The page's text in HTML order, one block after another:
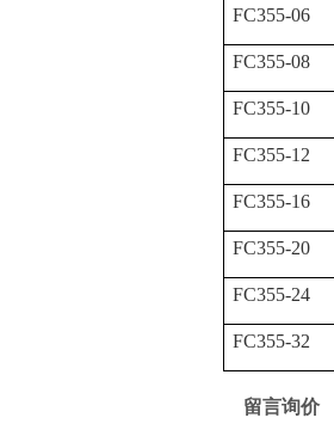
FC355-06
FC355-08
FC355-10
FC355-12
FC355-16
FC355-20
FC355-24
FC355-32
留言询价